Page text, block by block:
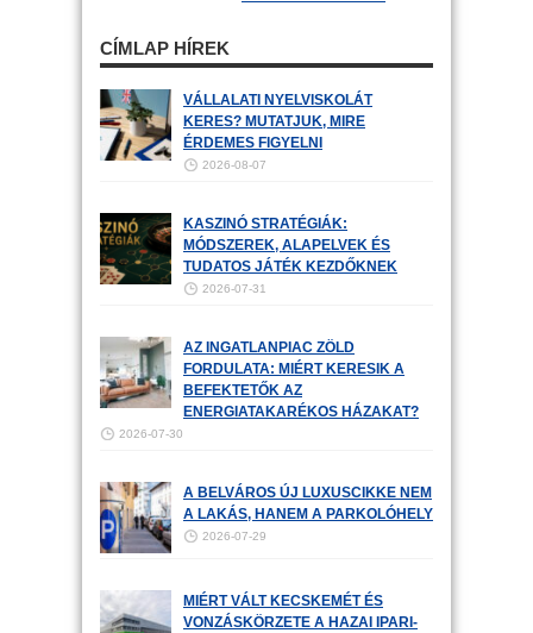
CÍMLAP HÍREK
VÁLLALATI NYELVISKOLÁT
KERES? MUTATJUK, MIRE
ÉRDEMES FIGYELNI
2026-08-07
KASZINÓ STRATÉGIÁK:
MÓDSZEREK, ALAPELVEK ÉS
TUDATOS JÁTÉK KEZDŐKNEK
2026-07-31
AZ INGATLANPIAC ZÖLD
FORDULATA: MIÉRT KERESIK A
BEFEKTETŐK AZ
ENERGIATAKARÉKOS HÁZAKAT?
2026-07-30
A BELVÁROS ÚJ LUXUSCIKKE NEM
A LAKÁS, HANEM A PARKOLÓHELY
2026-07-29
MIÉRT VÁLT KECSKEMÉT ÉS
VONZÁSKÖRZETE A HAZAI IPARI-